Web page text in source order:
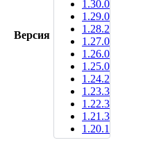
Версия
1.30.0
1.29.0
1.28.2
1.27.0
1.26.0
1.25.0
1.24.2
1.23.3
1.22.3
1.21.3
1.20.1